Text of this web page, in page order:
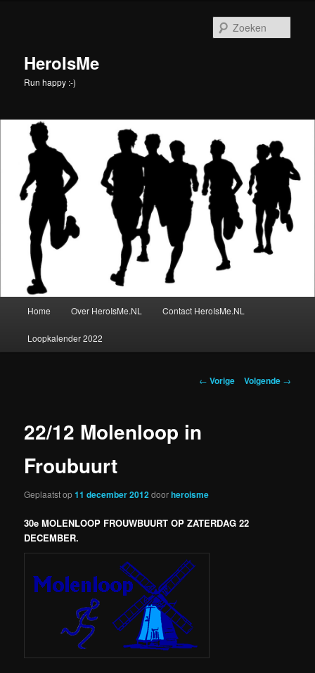
inhoudHeroIsMe
Run happy :-)
Home Over HeroIsMe.NL Contact HeroIsMe.NL
Loopkalender 2022
Berichtnavigatie
← Vorige Volgende →
22/12 Molenloop in
Froubuurt
Geplaatst op11 december 2012doorheroisme
30e MOLENLOOP FROUWBUURT OP ZATERDAG 22
DECEMBER.